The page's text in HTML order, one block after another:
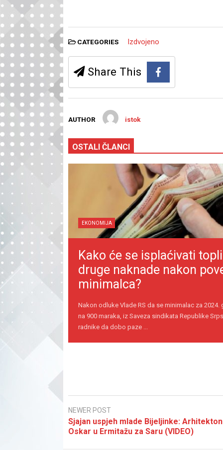
CATEGORIES Izdvojeno
Share This
AUTHOR istok
OSTALI ČLANCI
EKONOMIJA
Kako će se isplaćivati
druge naknade nakon
minimalca?
Nakon odluke Vlade RS da se minimalac za 2024.
na 900 maraka, iz Saveza sindikata Republike
radnike da dobo paze ...
NEWER POST
Sjajan uspjeh mlade Bijeljinke:
Oskar u Ermitažu za Saru (VIDEO)